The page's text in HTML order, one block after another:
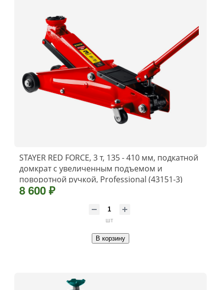
STAYER RED FORCE, 3 т, 135 - 410 мм, подкатной
домкрат с увеличенным подъемом и
поворотной ручкой, Professional (43151-3)
8 600 ₽
шт
В корзину